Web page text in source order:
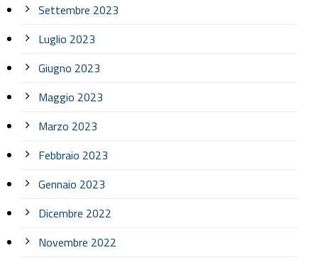
Settembre 2023
Luglio 2023
Giugno 2023
Maggio 2023
Marzo 2023
Febbraio 2023
Gennaio 2023
Dicembre 2022
Novembre 2022